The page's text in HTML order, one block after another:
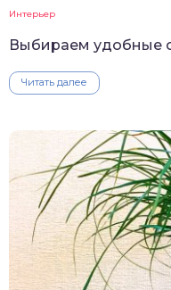
Интерьер
Выбираем удобные
Читать далее